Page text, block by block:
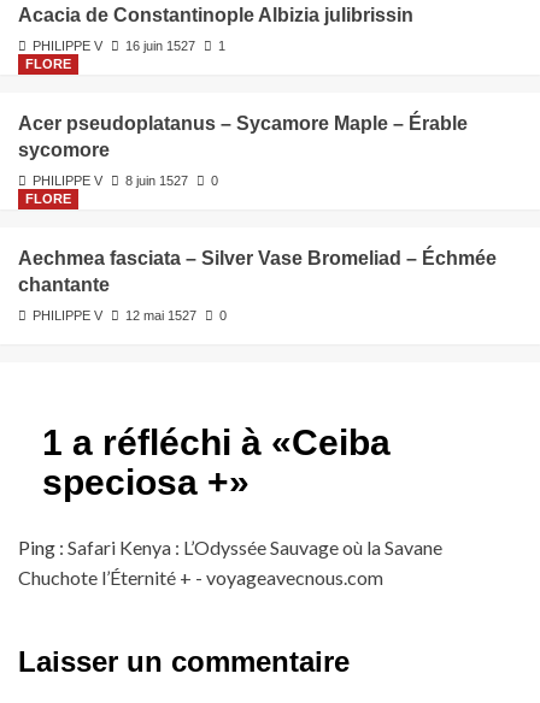
Acacia de Constantinople Albizia julibrissin
PHILIPPE V 16 juin 1527
1
FLORE
Acer pseudoplatanus – Sycamore Maple – Érable
sycomore
PHILIPPE V 8 juin 1527
0
FLORE
Aechmea fasciata – Silver Vase Bromeliad – Échmée
chantante
PHILIPPE V 12 mai 1527 0
1 a réfléchi à «Ceiba
speciosa +»
Ping : Safari Kenya : L’Odyssée Sauvage où la Savane
Chuchote l’Éternité + - voyageavecnous.com
Laisser un commentaire